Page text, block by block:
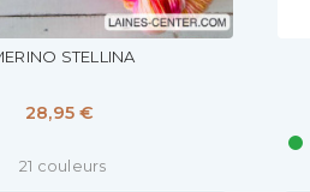
STELLINA
28,95 €
21 couleurs